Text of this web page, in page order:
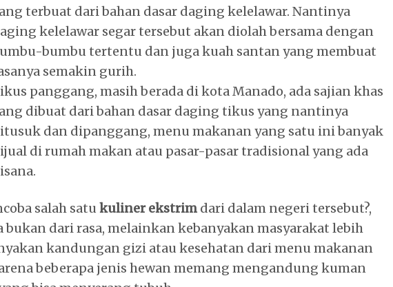
terbuat dari bahan dasar daging kelelawar. Nantinya
kelelawar segar tersebut akan diolah bersama dengan
bumbu tertentu dan juga kuah santan yang membuat
semakin gurih.
panggang, masih berada di kota Manado, ada sajian khas
dibuat dari bahan dasar daging tikus yang nantinya
dan dipanggang, menu makanan yang satu ini banyak
di rumah makan atau pasar-pasar tradisional yang ada
salah satu kuliner ekstrim dari dalam negeri tersebut?,
bukan dari rasa, melainkan kebanyakan masyarakat lebih
kandungan gizi atau kesehatan dari menu makanan
beberapa jenis hewan memang mengandung kuman